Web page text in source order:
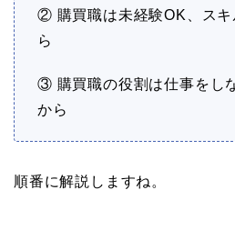
② 購買職は未経験OK、スキ
ら
③ 購買職の役割は仕事をし
から
順番に解説しますね。